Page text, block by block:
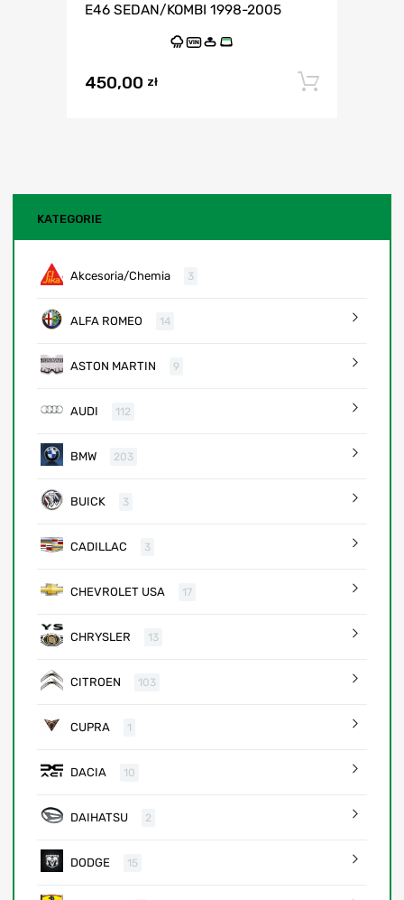
E46 SEDAN/KOMBI 1998-2005
VIN
450,00 zł
KATEGORIE
Akcesoria/Chemia 3
ALFA ROMEO 14
ASTON MARTIN 9
AUDI 112
BMW 203
BUICK 3
CADILLAC 3
CHEVROLET USA 17
CHRYSLER 13
CITROEN 103
CUPRA 1
DACIA 10
DAIHATSU 2
DODGE 15